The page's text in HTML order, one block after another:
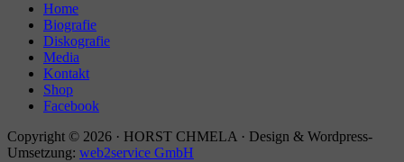
Home
Biografie
Diskografie
Media
Kontakt
Shop
Facebook
Copyright © 2026 · HORST CHMELA · Design & Wordpress-
Umsetzung: web2service GmbH